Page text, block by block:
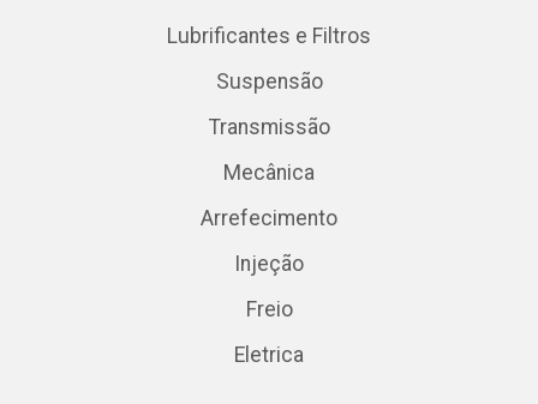
Lubrificantes e Filtros
Suspensão
Transmissão
Mecânica
Arrefecimento
Injeção
Freio
Eletrica